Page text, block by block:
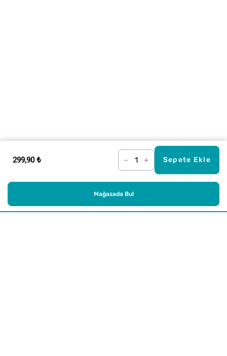
299,90 ₺ – + Sepete Ekle
Mağazada Bul